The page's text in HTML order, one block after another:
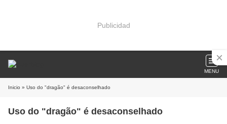
Publicidad
MENU
Inicio » Uso do "dragão" é desaconselhado
Uso do "dragão" é desaconselhado